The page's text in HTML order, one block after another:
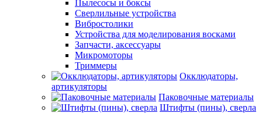
Пылесосы и боксы
Сверлильные устройства
Вибростолики
Устройства для моделирования восками
Запчасти, аксессуары
Микромоторы
Триммеры
Окклюдаторы,
артикуляторы
Паковочные материалы
Штифты (пины), сверла